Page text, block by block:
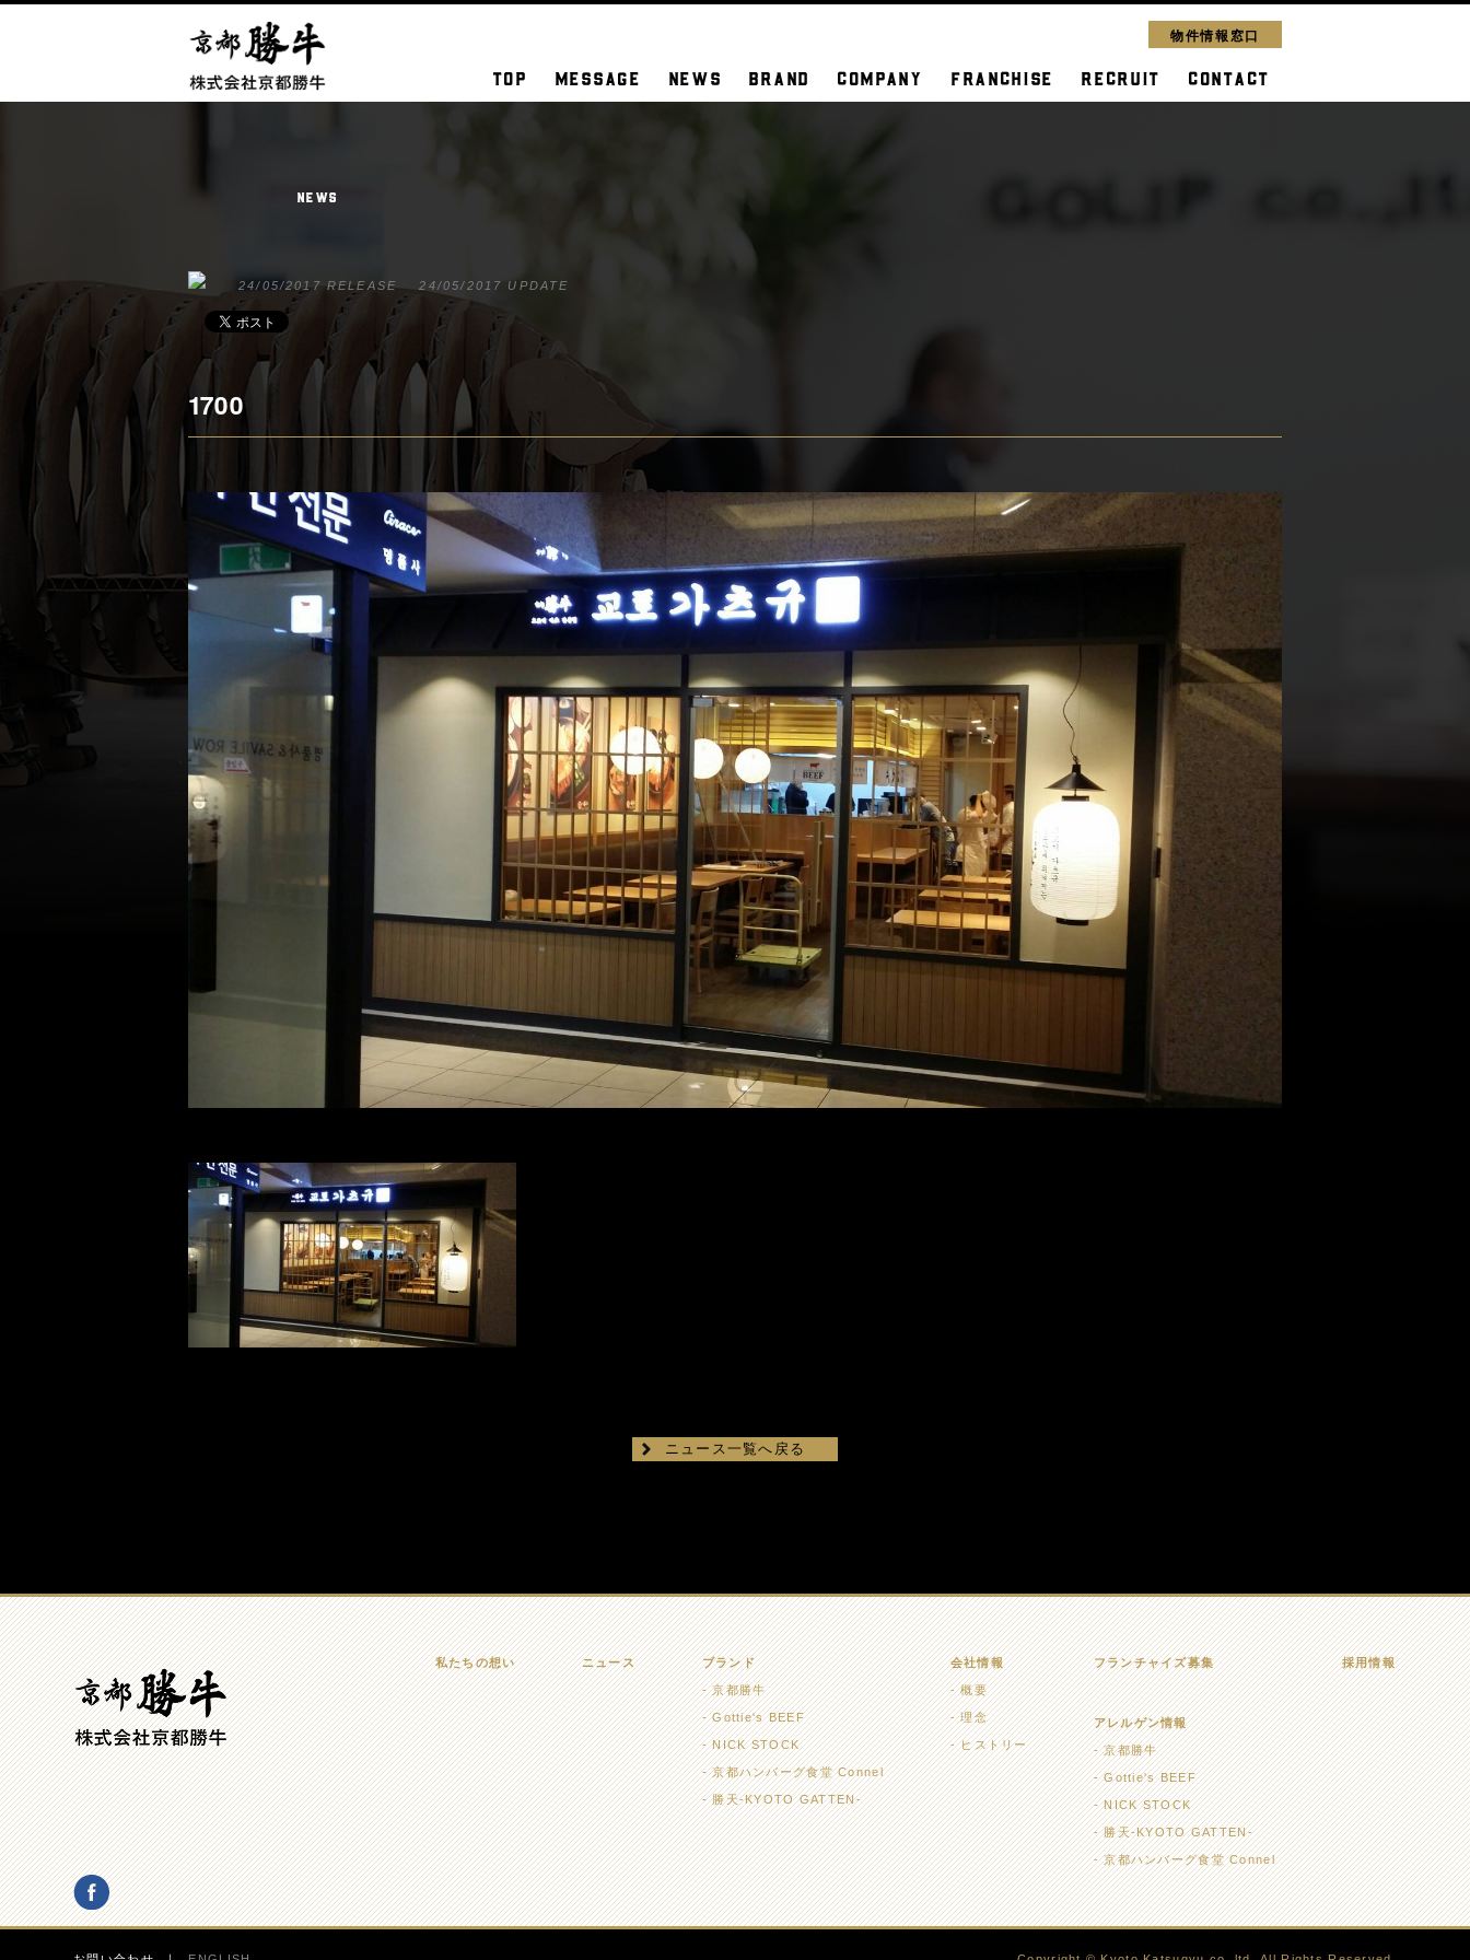
物件情報窓口
TOP MESSAGE NEWS BRAND COMPANY FRANCHISE RECRUIT CONTACT
NEWS
24/05/2017 RELEASE 24/05/2017 UPDATE
1700
ニュース一覧へ戻る
私たちの想い ニュース ブランド
京都勝牛
Gottie's BEEF
NICK STOCK
京都ハンバーグ食堂 Connel
勝天-KYOTO GATTEN-
会社情報
概要
理念
ヒストリー
フランチャイズ募集
アレルゲン情報
京都勝牛
Gottie's BEEF
NICK STOCK
勝天-KYOTO GATTEN-
京都ハンバーグ食堂 Connel
採用情報